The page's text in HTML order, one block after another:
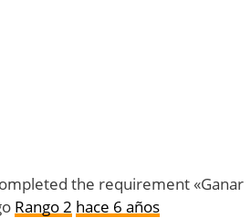
the requirement «Ganar
Rango 2 hace 6 años